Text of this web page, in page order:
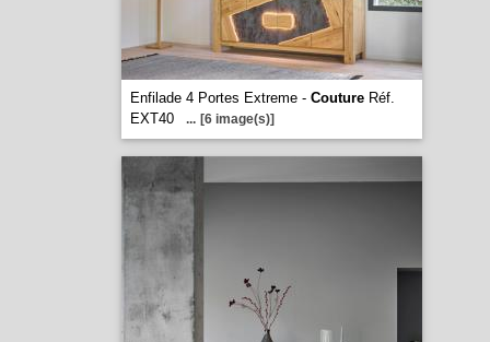
Enfilade 4 Portes Extreme - CoutureRéf.
EXT40
... [6 image(s)]